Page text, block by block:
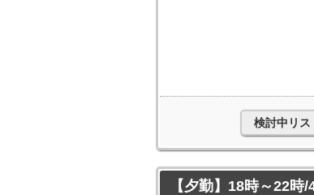
検討中リス
【夕勤】18時～22